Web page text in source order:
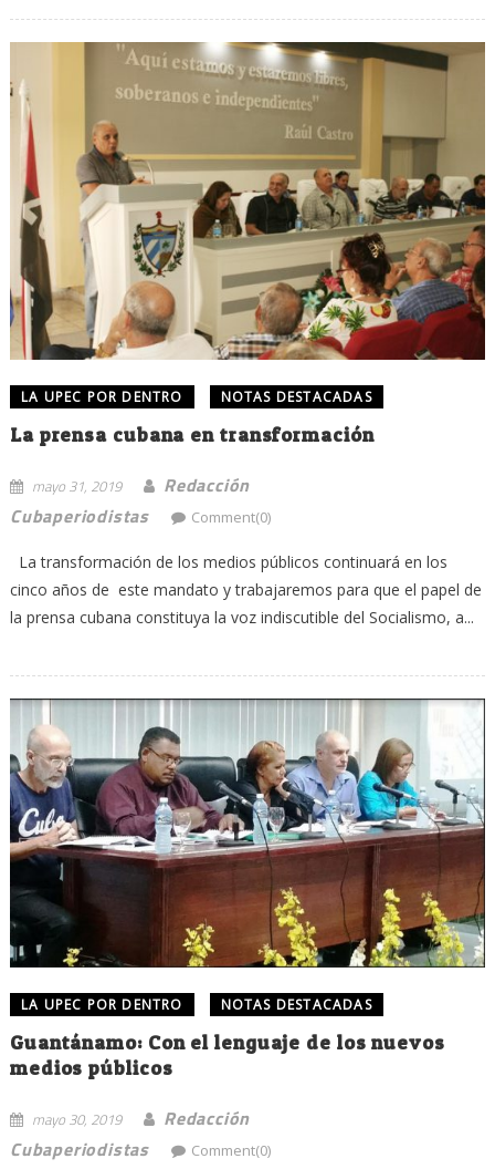
LA UPEC POR DENTRO NOTAS DESTACADAS
La prensa cubana en transformación
mayo 31, 2019
Redacción
Cubaperiodistas
Comment(0)
La transformación de los medios públicos continuará en los
cinco años de este mandato y trabajaremos para que el papel de
la prensa cubana constituya la voz indiscutible del Socialismo, a...
LA UPEC POR DENTRO NOTAS DESTACADAS
Guantánamo: Con el lenguaje de los nuevos
medios públicos
mayo 30, 2019
Redacción
Cubaperiodistas
Comment(0)